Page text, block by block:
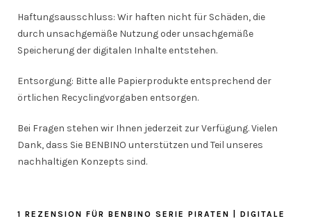
Haftungsausschluss: Wir haften nicht für Schäden, die
durch unsachgemäße Nutzung oder unsachgemäße
Speicherung der digitalen Inhalte entstehen.
Entsorgung: Bitte alle Papierprodukte entsprechend der
örtlichen Recyclingvorgaben entsorgen.
Bei Fragen stehen wir Ihnen jederzeit zur Verfügung. Vielen
Dank, dass Sie BENBINO unterstützen und Teil unseres
nachhaltigen Konzepts sind.
1 REZENSION FÜR BENBINO SERIE PIRATEN | DIGITALE